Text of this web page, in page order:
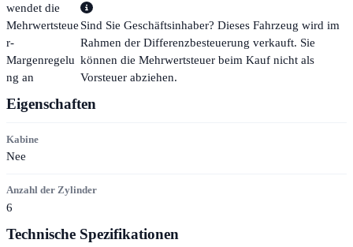
wendet die
Mehrwertsteue
r-
Margenregelu
ng an
Sind Sie Geschäftsinhaber? Dieses Fahrzeug wird im
Rahmen der Differenzbesteuerung verkauft. Sie
können die Mehrwertsteuer beim Kauf nicht als
Vorsteuer abziehen.
Eigenschaften
Kabine
Nee
Anzahl der Zylinder
6
Technische Spezifikationen